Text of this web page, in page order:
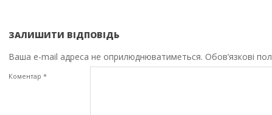
ЗАЛИШИТИ ВІДПОВІДЬ
Ваша e-mail адреса не оприлюднюватиметься. Обов’язкові
Коментар *